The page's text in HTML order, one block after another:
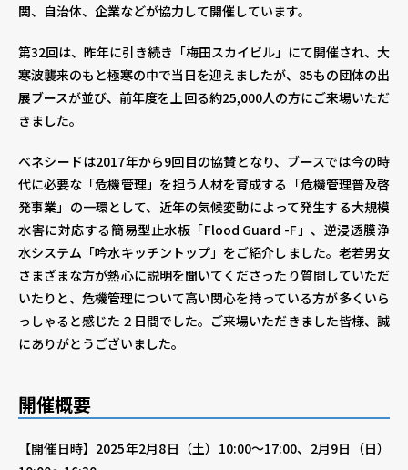
関、自治体、企業などが協力して開催しています。
第32回は、昨年に引き続き「梅田スカイビル」にて開催され、大
寒波襲来のもと極寒の中で当日を迎えましたが、85もの団体の出
展ブースが並び、前年度を上回る約25,000人の方にご来場いただ
きました。
ベネシードは2017年から9回目の協賛となり、ブースでは今の時
代に必要な「危機管理」を担う人材を育成する「危機管理普及啓
発事業」の一環として、近年の気候変動によって発生する大規模
水害に対応する簡易型止水板「Flood Guard -F」、逆浸透膜浄
水システム「吟水キッチントップ」をご紹介しました。老若男女
さまざまな方が熱心に説明を聞いてくださったり質問していただ
いたりと、危機管理について高い関心を持っている方が多くいら
っしゃると感じた２日間でした。ご来場いただきました皆様、誠
にありがとうございました。
開催概要
【開催日時】2025年2月8日（土）10:00～17:00、2月9日（日）